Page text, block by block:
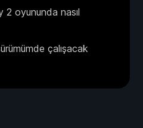
2 oyununda nasıl
çalışacak